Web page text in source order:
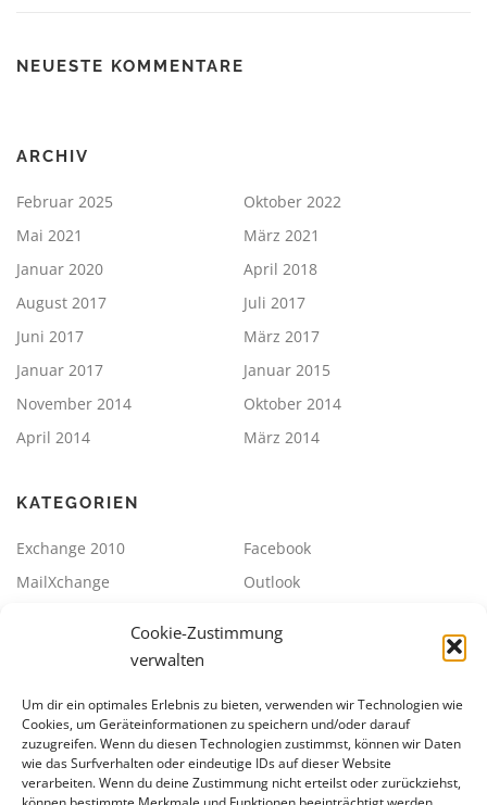
Cookie-Zustimmung
verwalten
Um dir ein optimales Erlebnis zu bieten, verwenden wir Technologien wie
Cookies, um Geräteinformationen zu speichern und/oder darauf
zuzugreifen. Wenn du diesen Technologien zustimmst, können wir Daten
wie das Surfverhalten oder eindeutige IDs auf dieser Website
verarbeiten. Wenn du deine Zustimmung nicht erteilst oder zurückziehst,
NEUESTE KOMMENTARE
ARCHIV
Februar 2025
Oktober 2022
Mai 2021
März 2021
Januar 2020
April 2018
August 2017
Juli 2017
Juni 2017
März 2017
Januar 2017
Januar 2015
November 2014
Oktober 2014
April 2014
März 2014
KATEGORIEN
Exchange 2010
Facebook
MailXchange
Outlook
Synology
META
Anmelden Eintrags-Feed